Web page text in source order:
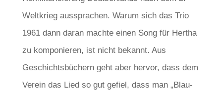
Weltkrieg aussprachen. Warum sich das Trio
1961 dann daran machte einen Song für Hertha
zu komponieren, ist nicht bekannt. Aus
Geschichtsbüchern geht aber hervor, dass dem
Verein das Lied so gut gefiel, dass man „Blau-